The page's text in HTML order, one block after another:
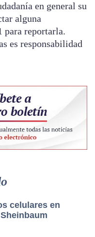
en general su
alguna
para reportarla.
es responsabilidad
celulares en